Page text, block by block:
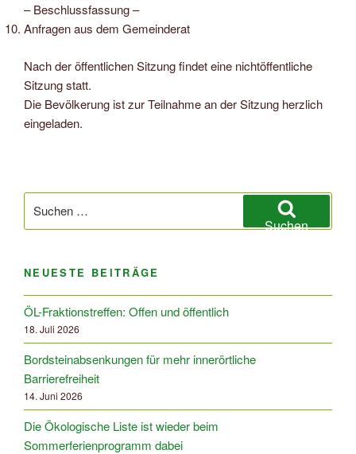
– Beschlussfassung –
Anfragen aus dem Gemeinderat
Nach der öffentlichen Sitzung findet eine nichtöffentliche
Sitzung statt.
Die Bevölkerung ist zur Teilnahme an der Sitzung herzlich
eingeladen.
nach:
Suchen
NEUESTE BEITRÄGE
ÖL-Fraktionstreffen: Offen und öffentlich
18. Juli 2026
Bordsteinabsenkungen für mehr innerörtliche
Barrierefreiheit
14. Juni 2026
Die Ökologische Liste ist wieder beim
Sommerferienprogramm dabei